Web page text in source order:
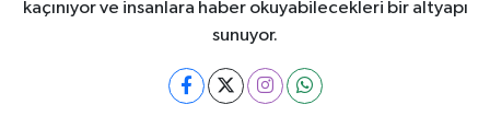
kaçınıyor ve insanlara haber okuyabilecekleri bir altyapı
sunuyor.